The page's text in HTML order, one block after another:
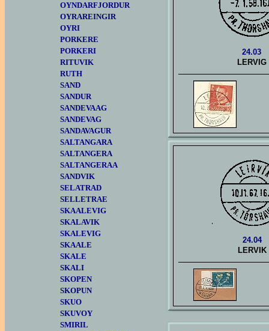
OYNDARFJORDUR
OYRAREINGIR
OYRI
PORKERE
PORKERI
RITUVIK
RUTH
SAND
SANDUR
SANDEVAAG
SANDEVAG
SANDAVAGUR
SALTANGARA
SALTANGERA
SALTANGERAA
SANDVIK
SELATRAD
SELLETRAE
SKAALEVIG
SKALAVIK
SKALEVIG
SKAALE
SKALE
SKALI
SKOPEN
SKOPUN
SKUO
SKUVOY
SMIRIL
24.03
LERVIG
24.04
LERVIK